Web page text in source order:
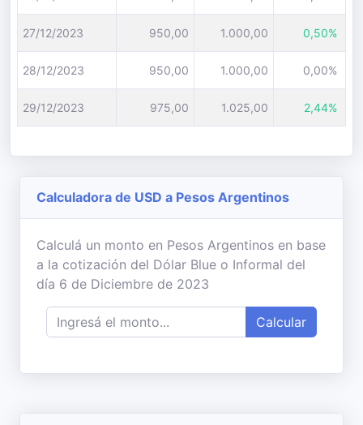
27/12/2023 950,00 1.000,00 0,50%
28/12/2023 950,00 1.000,00 0,00%
29/12/2023 975,00 1.025,00 2,44%
Calculadora de USD a Pesos Argentinos
Calculá un monto en Pesos Argentinos en base
a la cotización del Dólar Blue o Informal del
día 6 de Diciembre de 2023
Calcular